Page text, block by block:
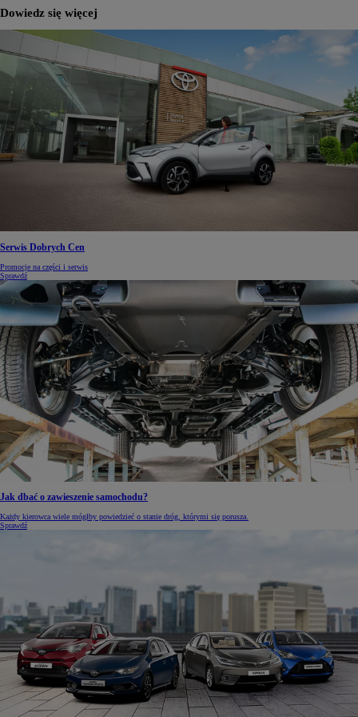
Dowiedz się więcej
Serwis Dobrych Cen
Promocje na części i serwis
Sprawdź
Jak dbać o zawieszenie samochodu?
Każdy kierowca wiele mógłby powiedzieć o stanie dróg, którymi się porusza.
Sprawdź